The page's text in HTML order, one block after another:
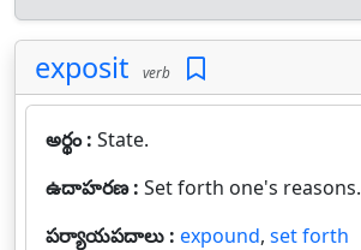
exposit verb
అర్థం : State.
ఉదాహరణ : Set forth one's reasons.
పర్యాయపదాలు : expound, set forth